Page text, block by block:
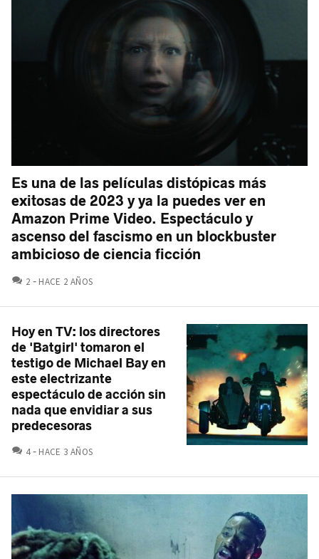
Es una de las películas distópicas más
exitosas de 2023 y ya la puedes ver en
Amazon Prime Video. Espectáculo y
ascenso del fascismo en un blockbuster
ambicioso de ciencia ficción
2 COMENTARIOS
HACE 2 AÑOS
Hoy en TV: los directores
de 'Batgirl' tomaron el
testigo de Michael Bay en
este electrizante
espectáculo de acción sin
nada que envidiar a sus
predecesoras
4 COMENTARIOS
HACE 3 AÑOS